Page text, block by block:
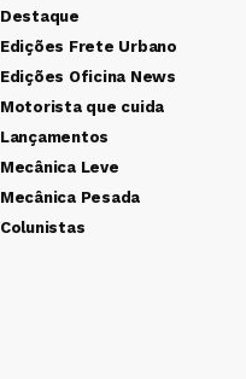
Destaque
Edições Frete Urbano
Edições Oficina News
Motorista que cuida
Lançamentos
Mecânica Leve
Mecânica Pesada
Colunistas